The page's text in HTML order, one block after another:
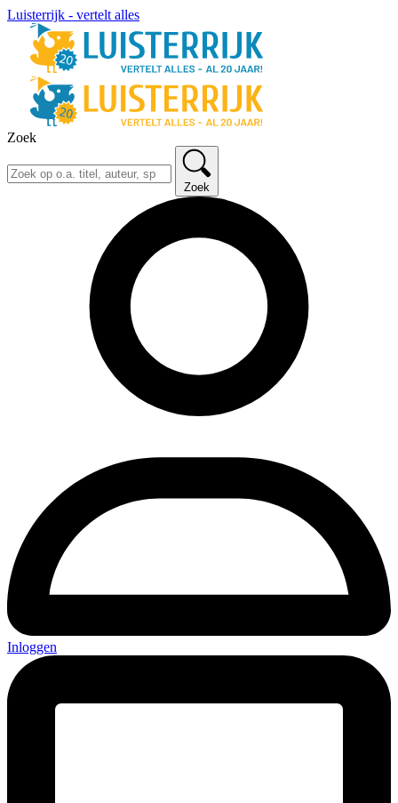
Luisterrijk - vertelt alles
Zoek
Zoek
Inloggen